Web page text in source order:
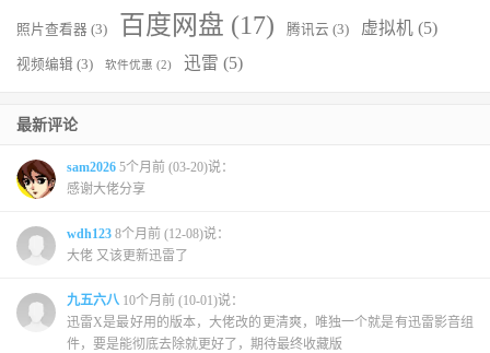
照片查看器 (3) 百度网盘 (17) 腾讯云 (3) 虚拟机 (5)
视频编辑 (3) 软件优惠 (2) 迅雷 (5)
最新评论
sam2026 5个月前 (03-20)说：
感谢大佬分享
wdh123 8个月前 (12-08)说：
大佬 又该更新迅雷了
九五六八 10个月前 (10-01)说：
迅雷X是最好用的版本，大佬改的更清爽，唯独一个就是有迅雷影音组
件，要是能彻底去除就更好了，期待最终收藏版